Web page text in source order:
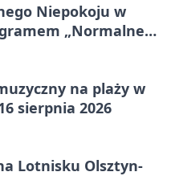
Niepokoju w
„Normalne
na plaży w
sierpnia 2026
Lotnisku Olsztyn-